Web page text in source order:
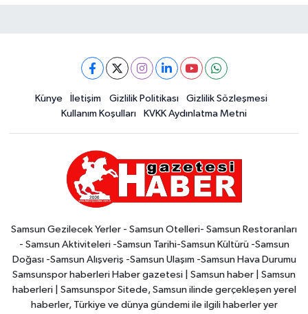
Künye İletişim Gizlilik Politikası
Gizlilik Sözleşmesi
Kullanım Koşulları
KVKK Aydınlatma Metni
Samsun Gezilecek Yerler - Samsun Otelleri- Samsun Restoranları
- Samsun Aktiviteleri -Samsun Tarihi-Samsun Kültürü -Samsun
Doğası -Samsun Alışveriş -Samsun Ulaşım -Samsun Hava Durumu
Samsunspor haberleri Haber gazetesi | Samsun haber | Samsun
haberleri | Samsunspor Sitede, Samsun ilinde gerçekleşen yerel
haberler, Türkiye ve dünya gündemi ile ilgili haberler yer